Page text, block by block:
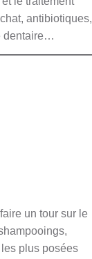
antibiotiques,
dentaire…
un tour sur le
plus posées